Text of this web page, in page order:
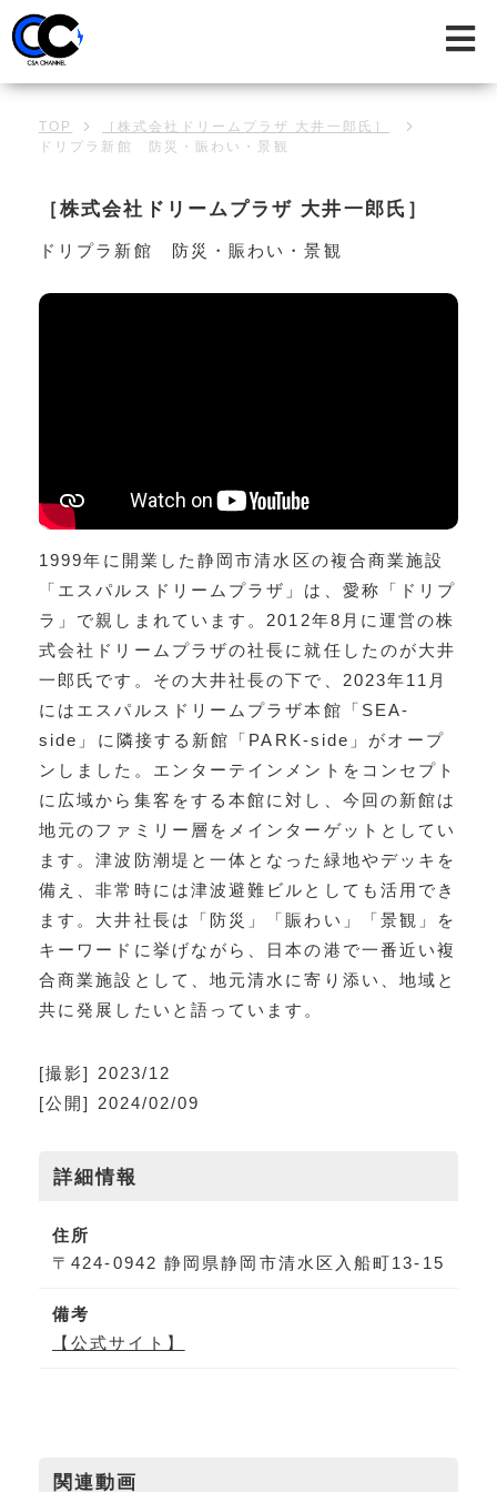
TOP
［株式会社ドリームプラザ 大井一郎氏］
ドリプラ新館 防災・賑わい・景観
［株式会社ドリームプラザ 大井一郎氏］
ドリプラ新館 防災・賑わい・景観
1999年に開業した静岡市清水区の複合商業施設
「エスパルスドリームプラザ」は、愛称「ドリプ
ラ」で親しまれています。2012年8月に運営の株
式会社ドリームプラザの社長に就任したのが大井
一郎氏です。その大井社長の下で、2023年11月
にはエスパルスドリームプラザ本館「SEA-
side」に隣接する新館「PARK-side」がオープ
ンしました。エンターテインメントをコンセプト
に広域から集客をする本館に対し、今回の新館は
地元のファミリー層をメインターゲットとしてい
ます。津波防潮堤と一体となった緑地やデッキを
備え、非常時には津波避難ビルとしても活用でき
ます。大井社長は「防災」「賑わい」「景観」を
キーワードに挙げながら、日本の港で一番近い複
合商業施設として、地元清水に寄り添い、地域と
共に発展したいと語っています。
[撮影] 2023/12
[公開] 2024/02/09
詳細情報
住所
〒424-0942 静岡県静岡市清水区入船町13-15
備考
【公式サイト】
関連動画